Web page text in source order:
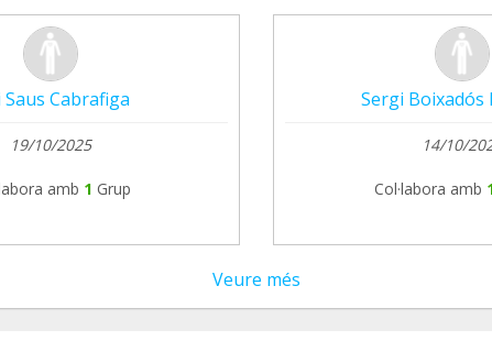
Saus Cabrafiga
19/10/2025
amb 1 Grup
Sergi Boixadós
14/10/
Col·labora amb
Veure més